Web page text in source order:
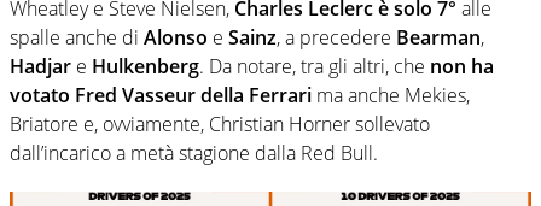
Wheatley e Steve Nielsen, Charles Leclerc è solo 7° alle
spalle anche di Alonso e Sainz, a precedere Bearman,
Hadjar e Hulkenberg. Da notare, tra gli altri, che non ha
votato Fred Vasseur della Ferrari ma anche Mekies,
Briatore e, ovviamente, Christian Horner sollevato
dall’incarico a metà stagione dalla Red Bull.